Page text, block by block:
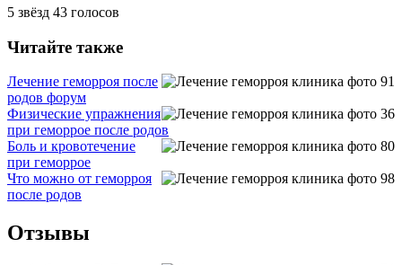
5 звёзд 43 голосов
Читайте также
Лечение геморроя после
родов форум
Физические упражнения
при геморрое после родов
Боль и кровотечение
при геморрое
Что можно от геморроя
после родов
Отзывы